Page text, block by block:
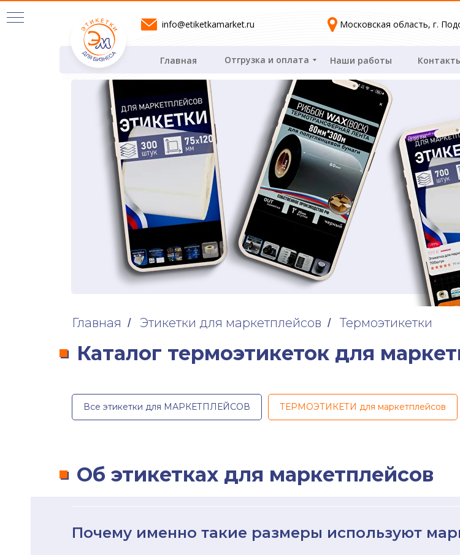
info@etiketkamarket.ru Московская область, г.
Отгрузка и оплата Наши работы
Главная
Главная / Этикетки для маркетплейсов / Термоэтикетки
Каталог термоэтикеток для
Все этикетки для МАРКЕТПЛЕЙСОВ ТЕРМОЭТИКЕТИ для маркетплейсов
Об этикетках для маркетплейсов
Почему именно такие размеры используют